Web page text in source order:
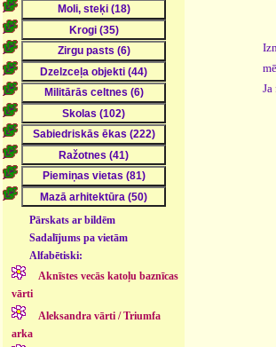
Pārskats ar bildēm
Sadalījums pa vietām
Alfabētiski:
Aknīstes vecās katoļu baznīcas
vārti
Aleksandra vārti / Triumfa
arka